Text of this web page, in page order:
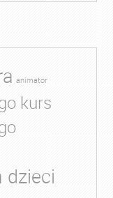
animator
kurs
dzieci